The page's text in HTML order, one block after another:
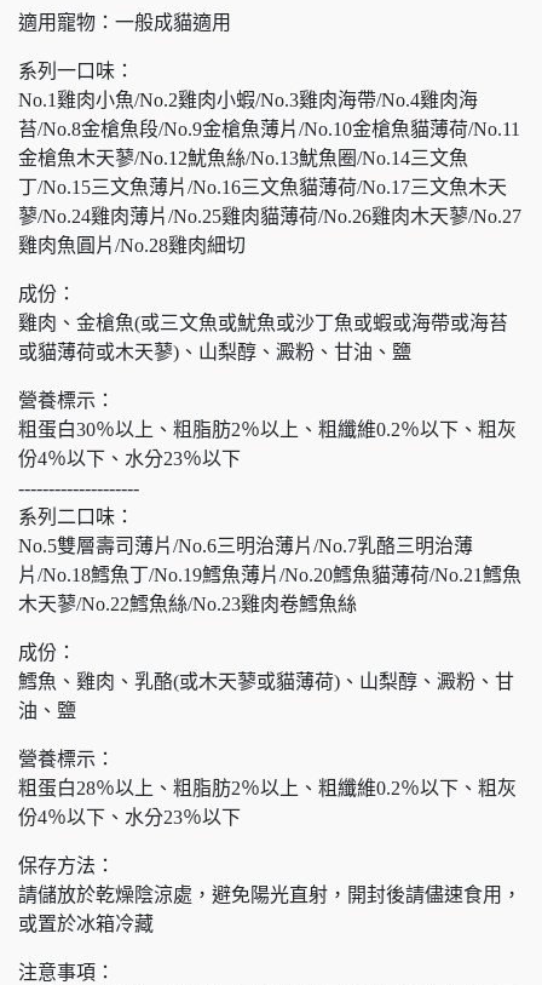
適用寵物：一般成貓適用
系列一口味：
No.1雞肉小魚/No.2雞肉小蝦/No.3雞肉海帶/No.4雞肉海
苔/No.8金槍魚段/No.9金槍魚薄片/No.10金槍魚貓薄荷/No.11
金槍魚木天蓼/No.12魷魚絲/No.13魷魚圈/No.14三文魚
丁/No.15三文魚薄片/No.16三文魚貓薄荷/No.17三文魚木天
蓼/No.24雞肉薄片/No.25雞肉貓薄荷/No.26雞肉木天蓼/No.27
雞肉魚圓片/No.28雞肉細切
成份：
雞肉、金槍魚(或三文魚或魷魚或沙丁魚或蝦或海帶或海苔
或貓薄荷或木天蓼)、山梨醇、澱粉、甘油、鹽
營養標示：
粗蛋白30％以上、粗脂肪2％以上、粗纖維0.2％以下、粗灰
份4％以下、水分23％以下
--------------------
系列二口味：
No.5雙層壽司薄片/No.6三明治薄片/No.7乳酪三明治薄
片/No.18鱈魚丁/No.19鱈魚薄片/No.20鱈魚貓薄荷/No.21鱈魚
木天蓼/No.22鱈魚絲/No.23雞肉卷鱈魚絲
成份：
鱈魚、雞肉、乳酪(或木天蓼或貓薄荷)、山梨醇、澱粉、甘
油、鹽
營養標示：
粗蛋白28％以上、粗脂肪2％以上、粗纖維0.2％以下、粗灰
份4％以下、水分23％以下
保存方法：
請儲放於乾燥陰涼處，避免陽光直射，開封後請儘速食用，
或置於冰箱冷藏
注意事項：